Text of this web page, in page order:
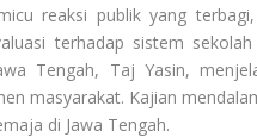
reaksi publik yang
terhadap sistem
Tengah, Taj Yasin,
masyarakat. Kajian
di Jawa Tengah.